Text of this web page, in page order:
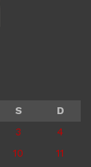
S
D
3
4
10
11